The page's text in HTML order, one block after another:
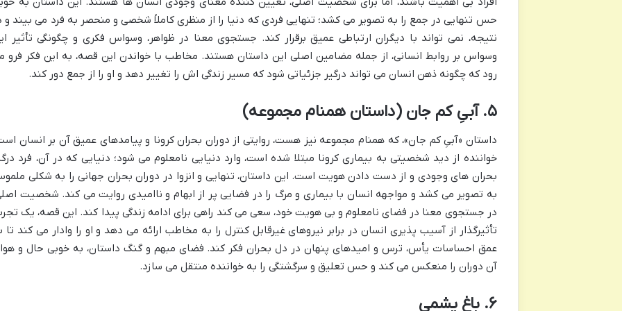
حس تنهایی در جمع را به تصویر می کشد؛ تنهایی فردی که دنیا را از منظری کاملاً شخصی و منحصر به فرد می بیند و
نتیجه، نمی تواند با دیگران ارتباطی عمیق برقرار کند. جستجوی معنا در ظواهر، وسواس فکری و چگونگی تأثیر
وسواس بر روابط انسانی، از جمله مضامین اصلی این داستان هستند. مخاطب با خواندن این قصه، به این فکر فرو
رود که چگونه ذهن انسان می تواند درگیر جزئیاتی شود که مسیر زندگی اش را تغییر دهد و او را از جمع دور کند.
۵. آبیِ کم جان (داستان همنام مجموعه)
داستان «آبیِ کم جان»، که همنام مجموعه نیز هست، روایتی از دوران بحران کرونا و پیامدهای عمیق آن بر انسان
خواننده از دید شخصیتی به بیماری کرونا مبتلا شده است، وارد دنیایی نامعلوم می شود؛ دنیایی که در آن، فرد
بحران های وجودی و از دست دادن هویت است. این داستان، تنهایی و انزوا در دوران بحران جهانی را به شکلی
به تصویر می کشد و مواجهه انسان با بیماری و مرگ را در فضایی پر از ابهام و ناامیدی روایت می کند. شخصیت
در جستجوی معنا در فضای نامعلوم و بی هویت خود، سعی می کند راهی برای ادامه زندگی پیدا کند. این قصه، یک
تأثیرگذار از آسیب پذیری انسان در برابر نیروهای غیرقابل کنترل را به مخاطب ارائه می دهد و او را وادار می کند تا
عمق احساسات یأس، ترس و امیدهای پنهان در دل بحران فکر کند. فضای مبهم و گنگ داستان، به خوبی حال و
آن دوران را منعکس می کند و حس تعلیق و سرگشتگی را به خواننده منتقل می سازد.
۶. باغ یشمی